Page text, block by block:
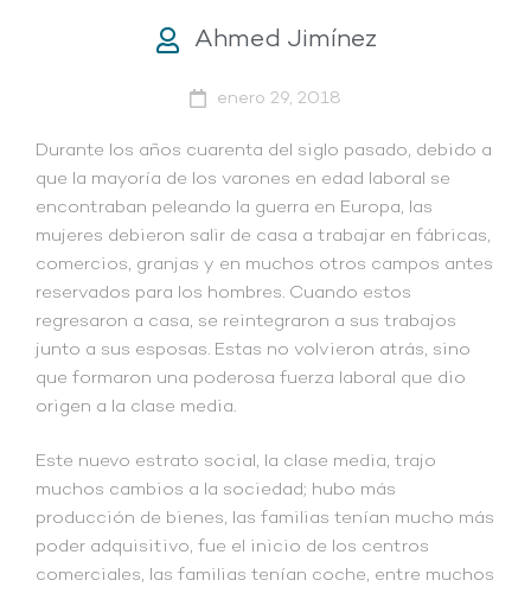
Ahmed Jimínez
enero 29, 2018
Durante los años cuarenta del siglo pasado, debido a
que la mayoría de los varones en edad laboral se
encontraban peleando la guerra en Europa, las
mujeres debieron salir de casa a trabajar en fábricas,
comercios, granjas y en muchos otros campos antes
reservados para los hombres. Cuando estos
regresaron a casa, se reintegraron a sus trabajos
junto a sus esposas. Estas no volvieron atrás, sino
que formaron una poderosa fuerza laboral que dio
origen a la clase media.
Este nuevo estrato social, la clase media, trajo
muchos cambios a la sociedad; hubo más
producción de bienes, las familias tenían mucho más
poder adquisitivo, fue el inicio de los centros
comerciales, las familias tenían coche, entre muchos